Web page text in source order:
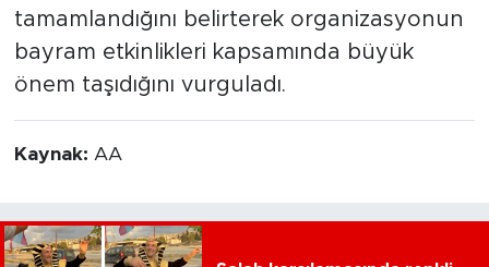
tamamlandığını belirterek organizasyonun
bayram etkinlikleri kapsamında büyük
önem taşıdığını vurguladı.
Kaynak: AA